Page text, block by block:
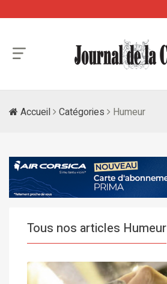
Accueil Catégories Humeur
Tous nos articles Humeur